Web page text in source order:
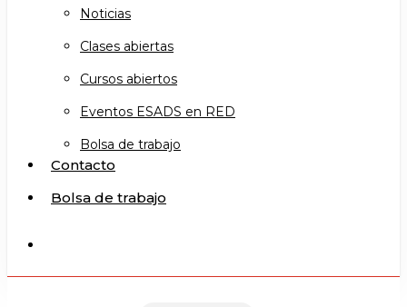
Noticias
Clases abiertas
Cursos abiertos
Eventos ESADS en RED
Bolsa de trabajo
Contacto
Bolsa de trabajo